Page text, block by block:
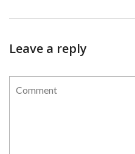
Leave a reply